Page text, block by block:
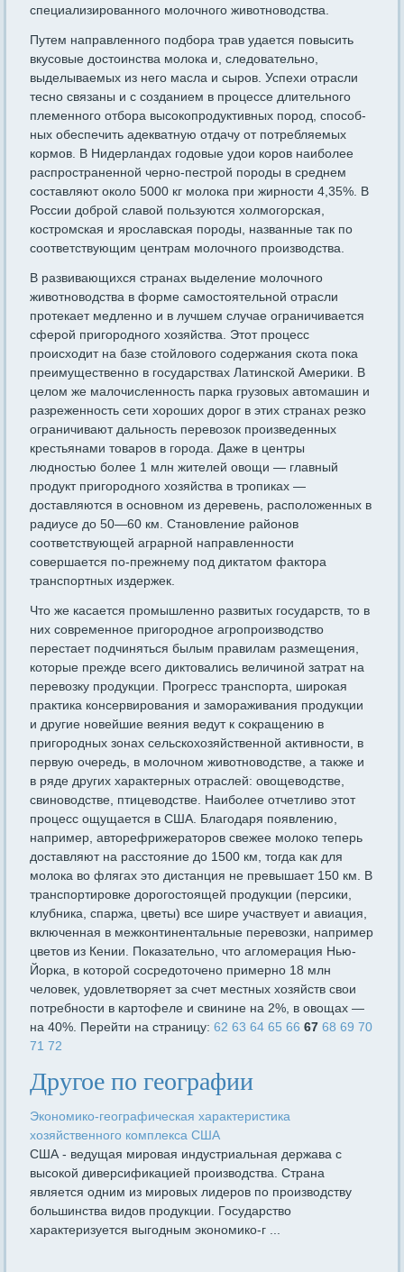
специализированного молочного животноводства.
Путем направленного подбора трав удается повысить
вкусовые достоинства молока и, следовательно,
выделываемых из него масла и сыров. Успехи отрасли
тесно связаны и с созданием в процессе длительного
племенного отбора высокопродуктивных пород, способ­
ных обеспечить адекватную отдачу от потребляемых
кормов. В Ни­дерландах годовые удои коров наиболее
распространенной черно-пестрой породы в среднем
составляют около 5000 кг молока при жирности 4,35%. В
России доброй славой пользуются холмогор­ская,
костромская и ярославская породы, названные так по
соот­ветствующим центрам молочного производства.
В развивающихся странах выделение молочного
животноводст­ва в форме самостоятельной отрасли
протекает медленно и в луч­шем случае ограничивается
сферой пригородного хозяйства. Этот процесс
происходит на базе стойлового содержания скота пока
пре­имущественно в государствах Латинской Америки. В
целом же ма­лочисленность парка грузовых автомашин и
разреженность сети хороших дорог в этих странах резко
ограничивают дальность пере­возок произведенных
крестьянами товаров в города. Даже в центры
людностью более 1 млн жителей овощи — главный
продукт приго­родного хозяйства в тропиках —
доставляются в основном из дере­вень, расположенных в
радиусе до 50—60 км. Становление райо­нов
соответствующей аграрной направленности
совершается по-преж­нему под диктатом фактора
транспортных издержек.
Что же касается промышленно развитых государств, то в
них современное пригородное агропроизводство
перестает подчиняться былым правилам размещения,
которые прежде всего диктовались величиной затрат на
перевозку продукции. Прогресс транспорта, широкая
практика консервирования и замораживания продукции
и другие новейшие веяния ведут к сокращению в
пригородных зонах сельскохозяйственной активности, в
первую очередь, в молочном животноводстве, а также и
в ряде других характерных отраслей: овощеводстве,
свиноводстве, птицеводстве. Наиболее отчетливо этот
процесс ощущается в США. Благодаря появлению,
например, авто­рефрижераторов свежее молоко теперь
доставляют на расстояние до 1500 км, тогда как для
молока во флягах это дистанция не превышает 150 км. В
транспортировке дорогостоящей продукции (персики,
клубника, спаржа, цветы) все шире участвует и авиация,
включенная в межконтинентальные перевозки, например
цветов из Кении. Показательно, что агломерация Нью-
Йорка, в которой со­средоточено примерно 18 млн
человек, удовлетворяет за счет мест­ных хозяйств свои
потребности в картофеле и свинине на 2%, в овощах —
на 40%. Перейти на страницу:62 63 64 65 66 67 68 69 70
71 72
Другое по географии
Экономико-географическая характеристика
хозяйственного комплекса США
США - ведущая мировая индустриальная держава с
высокой диверсификацией производства. Страна
является одним из мировых лидеров по производству
большинства видов продукции. Государство
характеризуется выгодным экономико-г ...